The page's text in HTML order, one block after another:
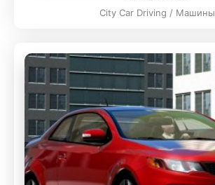
City Car Driving / Машины